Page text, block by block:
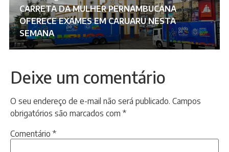
CARRETA DA MULHER PERNAMBUCANA
OFERECE EXAMES EM CARUARU NESTA
SEMANA
Deixe um comentário
O seu endereço de e-mail não será publicado. Campos
obrigatórios são marcados com *
Comentário *